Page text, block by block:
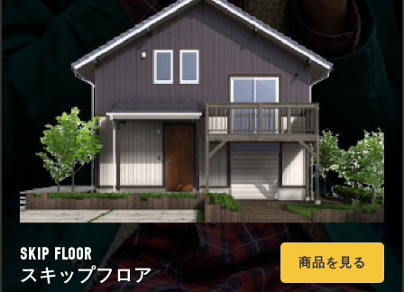
SKIP FLOOR
スキップフロア
商品を見る